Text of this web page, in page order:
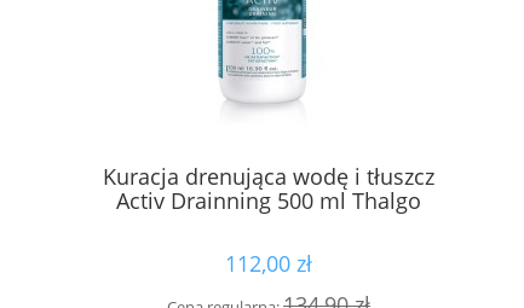
Kuracja drenująca wodę i tłuszcz
Activ Drainning 500 ml Thalgo
112,00 zł